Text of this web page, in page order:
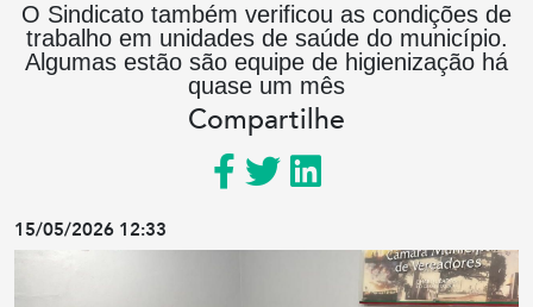
O Sindicato também verificou as condições de
trabalho em unidades de saúde do município.
Algumas estão são equipe de higienização há
quase um mês
Compartilhe
15/05/2026 12:33